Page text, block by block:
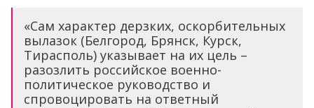
«Сам характер дерзких, оскорбительных
вылазок (Белгород, Брянск, Курск,
Тирасполь) указывает на их цель –
разозлить российское военно-
политическое руководство и
спровоцировать на ответный